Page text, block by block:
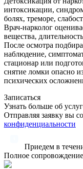
интоксикации,
болях, треморе,
Врач-нарколог
вещества,
После осмотра
наблюдение,
стационар или
снятие ломки опасно
психических
Записаться
Узнать больше об
Отправляя заявку вы
конфиденциальности
Приедем в
Полное сопровождение